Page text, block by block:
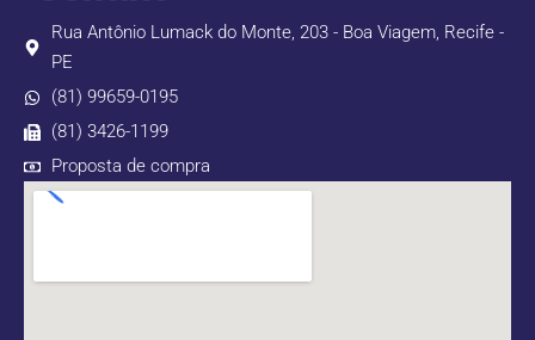
Rua Antônio Lumack do Monte, 203 - Boa Viagem, Recife -
PE
(81) 99659-0195
(81) 3426-1199
Proposta de compra